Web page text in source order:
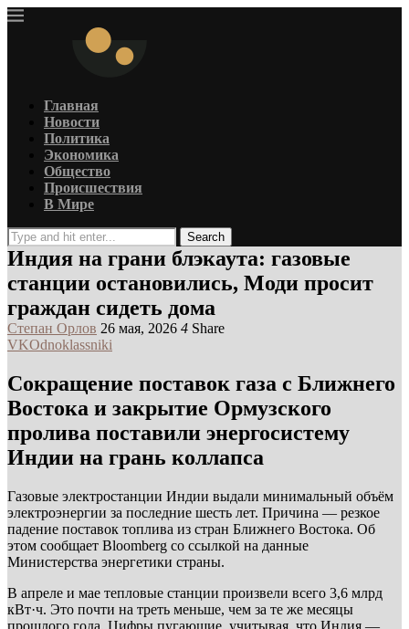
Главная
Новости
Политика
Экономика
Общество
Происшествия
В Мире
Search
Индия на грани блэкаута: газовые
станции остановились, Моди просит
граждан сидеть дома
Степан Орлов 26 мая, 2026 4 Share
VKOdnoklassniki
Сокращение поставок газа с Ближнего
Востока и закрытие Ормузского
пролива поставили энергосистему
Индии на грань коллапса
Газовые электростанции Индии выдали минимальный объём
электроэнергии за последние шесть лет. Причина — резкое
падение поставок топлива из стран Ближнего Востока. Об
этом сообщает Bloomberg со ссылкой на данные
Министерства энергетики страны.
В апреле и мае тепловые станции произвели всего 3,6 млрд
кВт·ч. Это почти на треть меньше, чем за те же месяцы
прошлого года. Цифры пугающие, учитывая, что Индия —